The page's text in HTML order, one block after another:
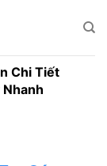
Chi Tiết